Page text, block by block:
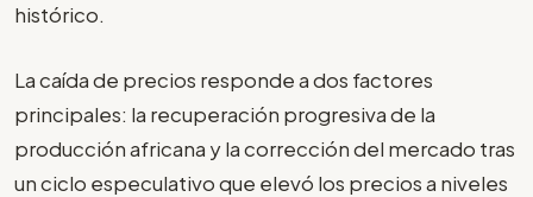
histórico.
La caída de precios responde a dos factores
principales: la recuperación progresiva de la
producción africana y la corrección del mercado tras
un ciclo especulativo que elevó los precios a niveles